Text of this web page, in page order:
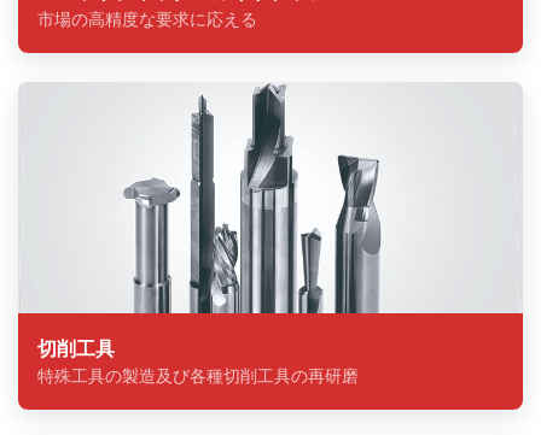
市場の高精度な要求に応える
切削工具
特殊工具の製造及び各種切削工具の再研磨